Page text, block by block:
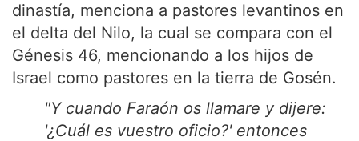
dinastía, menciona a pastores levantinos en
el delta del Nilo, la cual se compara con el
Génesis 46, mencionando a los hijos de
Israel como pastores en la tierra de Gosén.
"Y cuando Faraón os llamare y dijere:
'¿Cuál es vuestro oficio?' entonces